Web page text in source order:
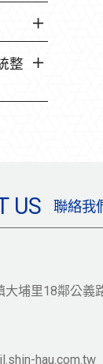
整
US 聯絡我
大埔里18鄰公義
hau.com.tw